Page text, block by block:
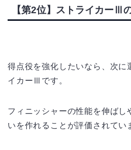
【第2位】ストライカーⅢ
得点役を強化したいなら、次に
イカーⅢです。
フィニッシャーの性能を伸ばし
いを作れることが評価されてい